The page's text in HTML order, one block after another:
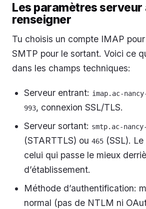
Les paramètres serveur
renseigner
Tu choisis un compte IMAP
SMTP pour le sortant. Voici ce
dans les champs techniques:
Serveur entrant: imap.ac-
993, connexion SSL/TLS.
Serveur sortant: smtp.ac-
(STARTTLS) ou 465 (SSL).
celui qui passe le mieux
d’établissement.
Méthode d’authentification:
normal (pas de NTLM ni